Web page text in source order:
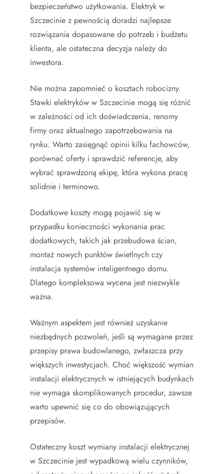
bezpieczeństwo użytkowania. Elektryk w
Szczecinie z pewnością doradzi najlepsze
rozwiązania dopasowane do potrzeb i budżetu
klienta, ale ostateczna decyzja należy do
inwestora.
Nie można zapomnieć o kosztach robocizny.
Stawki elektryków w Szczecinie mogą się różnić
w zależności od ich doświadczenia, renomy
firmy oraz aktualnego zapotrzebowania na
rynku. Warto zasięgnąć opinii kilku fachowców,
porównać oferty i sprawdzić referencje, aby
wybrać sprawdzoną ekipę, która wykona pracę
solidnie i terminowo.
Dodatkowe koszty mogą pojawić się w
przypadku konieczności wykonania prac
dodatkowych, takich jak przebudowa ścian,
montaż nowych punktów świetlnych czy
instalacja systemów inteligentnego domu.
Dlatego kompleksowa wycena jest niezwykle
ważna.
Ważnym aspektem jest również uzyskanie
niezbędnych pozwoleń, jeśli są wymagane przez
przepisy prawa budowlanego, zwłaszcza przy
większych inwestycjach. Choć większość wymian
instalacji elektrycznych w istniejących budynkach
nie wymaga skomplikowanych procedur, zawsze
warto upewnić się co do obowiązujących
przepisów.
Ostateczny koszt wymiany instalacji elektrycznej
w Szczecinie jest wypadkową wielu czynników,